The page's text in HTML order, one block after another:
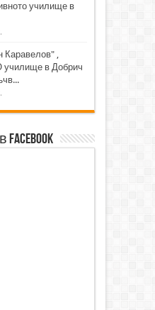
училище в
,
в Добрич